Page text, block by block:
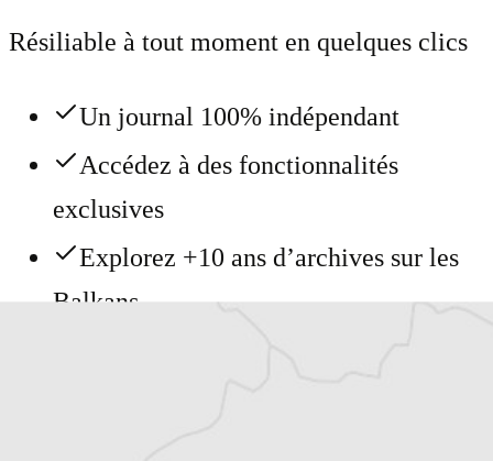
Résiliable à tout moment en quelques clics
Un journal 100% indépendant
Accédez à des fonctionnalités
exclusives
Explorez +10 ans d’archives sur les
Balkans